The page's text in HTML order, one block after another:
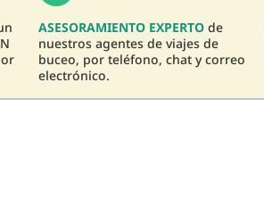
ASESORAMIENTO EXPERTO de
nuestros agentes de viajes de
buceo, por teléfono, chat y correo
electrónico.